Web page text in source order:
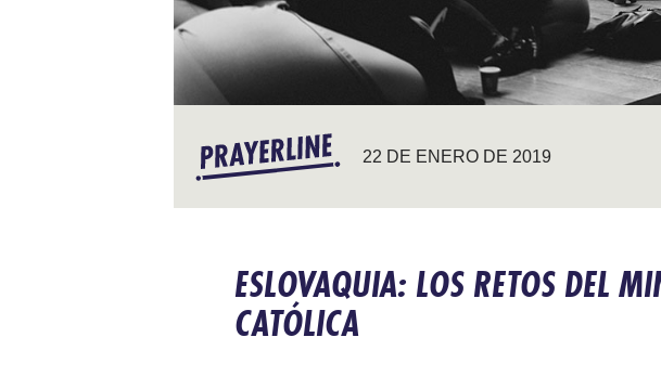
22 DE ENERO DE 2019
ESLOVAQUIA: LOS RETOS DEL
CATÓLICA